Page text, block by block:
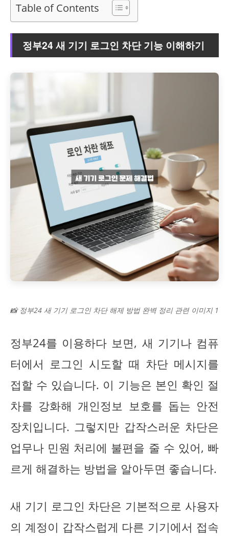
Table of Contents
정부24 새 기기 로그인 차단 기능 이해하기
📸 정부24 새 기기 로그인 차단 해제 방법 완벽 정리 관련 이미지 1
정부24를 이용하다 보면, 새 기기나 컴퓨
터에서 로그인 시도할 때 차단 메시지를
접할 수 있습니다. 이 기능은 본인 확인 절
차를 강화해 개인정보 보호를 돕는 안전
장치입니다. 그렇지만 갑작스러운 차단은
업무나 민원 처리에 불편을 줄 수 있어, 빠
르게 해결하는 방법을 알아두면 좋습니다.
새 기기 로그인 차단은 기본적으로 사용자
의 계정이 갑작스럽게 다른 기기에서 접속